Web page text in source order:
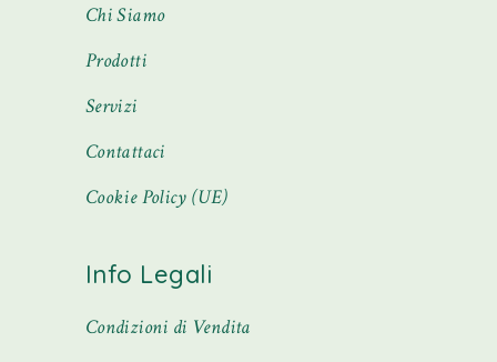
Chi Siamo
Prodotti
Servizi
Contattaci
Cookie Policy (UE)
Info Legali
Condizioni di Vendita